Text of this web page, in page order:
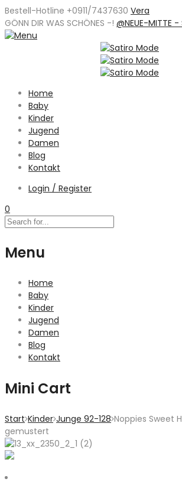
Bestell-Hotline +0911/7437630 Vera
GÖNN DIR WAS SCHÖNES -! @NEUE-MITTE
Home
Baby
Kinder
Jugend
Damen
Blog
Kontakt
Login / Register
0
Menu
Home
Baby
Kinder
Jugend
Damen
Blog
Kontakt
Mini Cart
Start Kinder Junge 92-128 Noppies Sweet
gemustert